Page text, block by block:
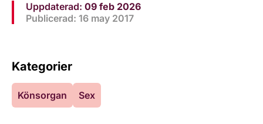
Uppdaterad: 09 feb 2026
Publicerad: 16 may 2017
Kategorier
Könsorgan Sex